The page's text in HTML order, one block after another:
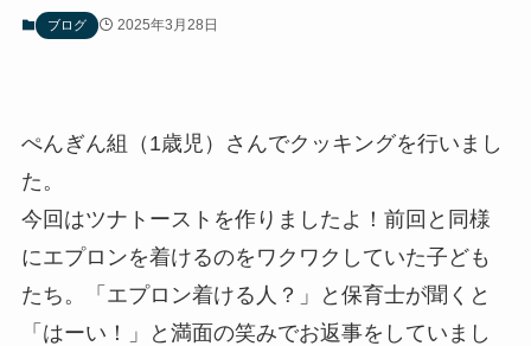
ブログ 2025年3月28日
ぺんぎん組（1歳児）さんでクッキングを行いまし
た。
今回はツナトーストを作りましたよ！前回と同様
にエプロンを着けるのをワクワクしていた子ども
たち。「エプロン着ける人？」と保育士が聞くと
「はーい！」と満面の笑みでお返事をしていまし